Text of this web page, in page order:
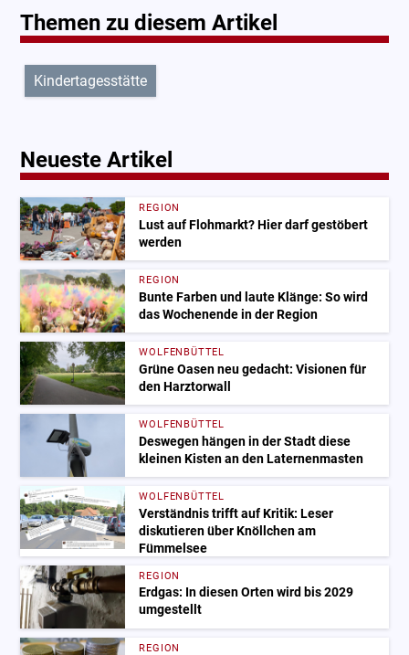
Themen zu diesem Artikel
Kindertagesstätte
Neueste Artikel
REGION
Lust auf Flohmarkt? Hier darf gestöbert
werden
REGION
Bunte Farben und laute Klänge: So wird
das Wochenende in der Region
WOLFENBÜTTEL
Grüne Oasen neu gedacht: Visionen für
den Harztorwall
WOLFENBÜTTEL
Deswegen hängen in der Stadt diese
kleinen Kisten an den Laternenmasten
WOLFENBÜTTEL
Verständnis trifft auf Kritik: Leser
diskutieren über Knöllchen am
Fümmelsee
REGION
Erdgas: In diesen Orten wird bis 2029
umgestellt
REGION